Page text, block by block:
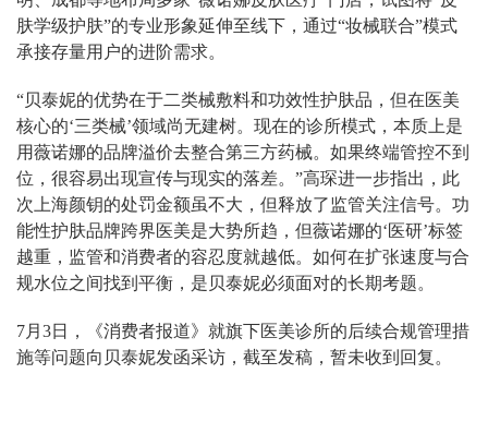
肤学级护肤”的专业形象延伸至线下，通过“妆械联合”模式
承接存量用户的进阶需求。
“贝泰妮的优势在于二类械敷料和功效性护肤品，但在医美
核心的‘三类械’领域尚无建树。现在的诊所模式，本质上是
用薇诺娜的品牌溢价去整合第三方药械。如果终端管控不到
位，很容易出现宣传与现实的落差。”高琛进一步指出，此
次上海颜钥的处罚金额虽不大，但释放了监管关注信号。功
能性护肤品牌跨界医美是大势所趋，但薇诺娜的‘医研’标签
越重，监管和消费者的容忍度就越低。如何在扩张速度与合
规水位之间找到平衡，是贝泰妮必须面对的长期考题。
7月3日，《消费者报道》就旗下医美诊所的后续合规管理措
施等问题向贝泰妮发函采访，截至发稿，暂未收到回复。